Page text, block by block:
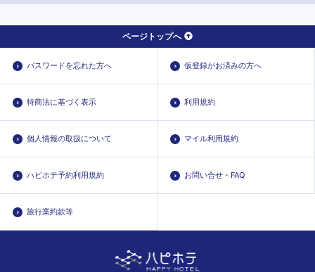
ページトップへ
パスワードを忘れた方へ 仮登録がお済みの方へ
特商法に基づく表示 利用規約
個人情報の取扱について マイル利用規約
ハピホテ予約利用規約 お問い合せ・FAQ
旅行業約款等